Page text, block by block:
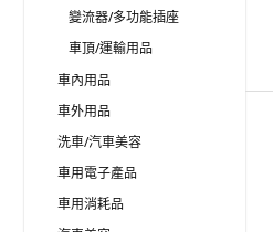
變流器/多功能插座
車頂/運輸用品
車內用品
車外用品
洗車/汽車美容
車用電子產品
車用消耗品